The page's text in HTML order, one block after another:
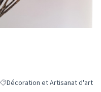
Filtrer les résultats de la
Décoration et Artisanat d'art